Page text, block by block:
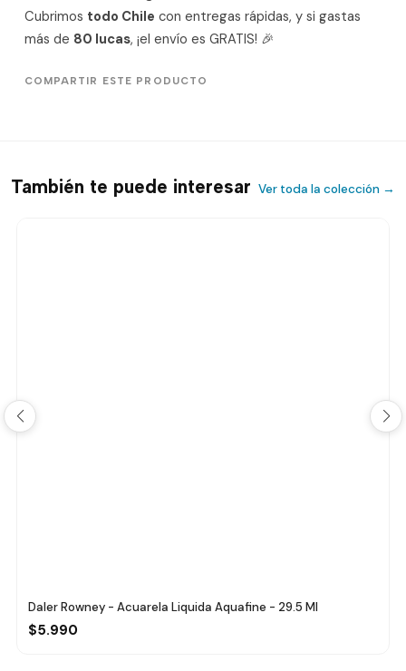
Cubrimos todo Chile con entregas rápidas, y si gastas
más de 80 lucas, ¡el envío es GRATIS! 🎉
COMPARTIR ESTE PRODUCTO
También te puede interesar Ver toda la colección →
Daler Rowney - Acuarela Liquida Aquafine - 29.5 Ml
$5.990